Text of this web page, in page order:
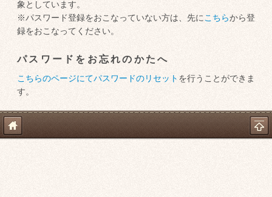
象としています。
※パスワード登録をおこなっていない方は、先に こちらから登
録をおこなってください。
パスワードをお忘れのかたへ
こちらのページにてパスワードのリセット を行うことができま
す。